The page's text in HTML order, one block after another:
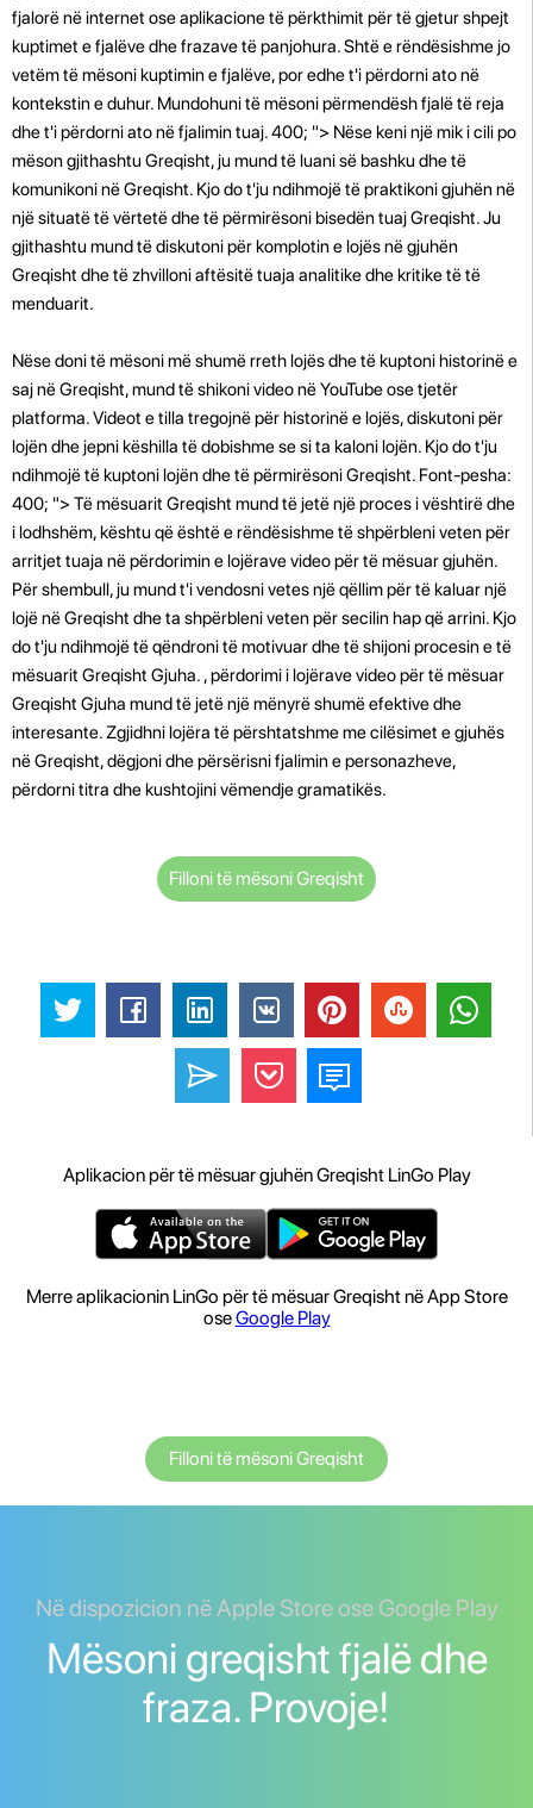
fjalorë në internet ose aplikacione të përkthimit për të gjetur shpejt
kuptimet e fjalëve dhe frazave të panjohura. Shtë e rëndësishme jo
vetëm të mësoni kuptimin e fjalëve, por edhe t'i përdorni ato në
kontekstin e duhur. Mundohuni të mësoni përmendësh fjalë të reja
dhe t'i përdorni ato në fjalimin tuaj. 400; "> Nëse keni një mik i cili po
mëson gjithashtu Greqisht, ju mund të luani së bashku dhe të
komunikoni në Greqisht. Kjo do t'ju ndihmojë të praktikoni gjuhën në
një situatë të vërtetë dhe të përmirësoni bisedën tuaj Greqisht. Ju
gjithashtu mund të diskutoni për komplotin e lojës në gjuhën
Greqisht dhe të zhvilloni aftësitë tuaja analitike dhe kritike të të
menduarit.
Nëse doni të mësoni më shumë rreth lojës dhe të kuptoni historinë e
saj në Greqisht, mund të shikoni video në YouTube ose tjetër
platforma. Videot e tilla tregojnë për historinë e lojës, diskutoni për
lojën dhe jepni këshilla të dobishme se si ta kaloni lojën. Kjo do t'ju
ndihmojë të kuptoni lojën dhe të përmirësoni Greqisht. Font-pesha:
400; "> Të mësuarit Greqisht mund të jetë një proces i vështirë dhe
i lodhshëm, kështu që është e rëndësishme të shpërbleni veten për
arritjet tuaja në përdorimin e lojërave video për të mësuar gjuhën.
Për shembull, ju mund t'i vendosni vetes një qëllim për të kaluar një
lojë në Greqisht dhe ta shpërbleni veten për secilin hap që arrini. Kjo
do t'ju ndihmojë të qëndroni të motivuar dhe të shijoni procesin e të
mësuarit Greqisht Gjuha. , përdorimi i lojërave video për të mësuar
Greqisht Gjuha mund të jetë një mënyrë shumë efektive dhe
interesante. Zgjidhni lojëra të përshtatshme me cilësimet e gjuhës
në Greqisht, dëgjoni dhe përsërisni fjalimin e personazheve,
përdorni titra dhe kushtojini vëmendje gramatikës.
Filloni të mësoni Greqisht
Aplikacion për të mësuar gjuhën Greqisht LinGo Play
Merre aplikacionin LinGo për të mësuar Greqisht në App Store
oseGoogle Play
Filloni të mësoni Greqisht
Në dispozicion në Apple Store ose Google Play
Mësoni greqisht fjalë dhe
fraza. Provoje!